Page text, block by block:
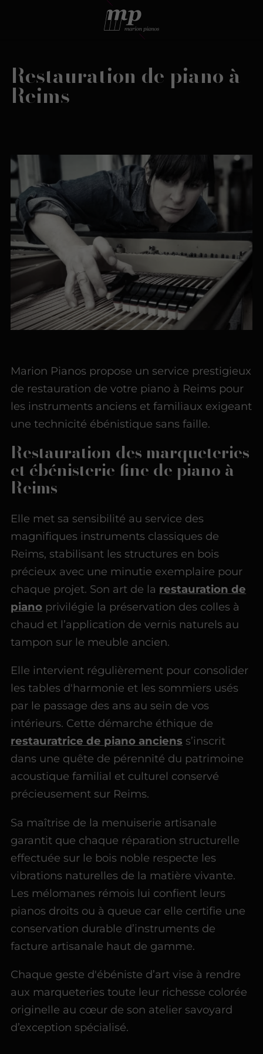
Restauration de piano à
Reims
Marion Pianos propose un service prestigieux
de restauration de votre piano à Reims pour
les instruments anciens et familiaux exigeant
une technicité ébénistique sans faille.
Restauration des marqueteries
et ébénisterie fine de piano à
Reims
Elle met sa sensibilité au service des
magnifiques instruments classiques de
Reims, stabilisant les structures en bois
précieux avec une minutie exemplaire pour
chaque projet. Son art de la restauration de
piano privilégie la préservation des colles à
chaud et l’application de vernis naturels au
tampon sur le meuble ancien.
Elle intervient régulièrement pour consolider
les tables d'harmonie et les sommiers usés
par le passage des ans au sein de vos
intérieurs. Cette démarche éthique de
restauratrice de piano anciens s’inscrit
dans une quête de pérennité du patrimoine
acoustique familial et culturel conservé
précieusement sur Reims.
Sa maîtrise de la menuiserie artisanale
garantit que chaque réparation structurelle
effectuée sur le bois noble respecte les
vibrations naturelles de la matière vivante.
Les mélomanes rémois lui confient leurs
pianos droits ou à queue car elle certifie une
conservation durable d’instruments de
facture artisanale haut de gamme.
Chaque geste d'ébéniste d’art vise à rendre
aux marqueteries toute leur richesse colorée
originelle au cœur de son atelier savoyard
d’exception spécialisé.